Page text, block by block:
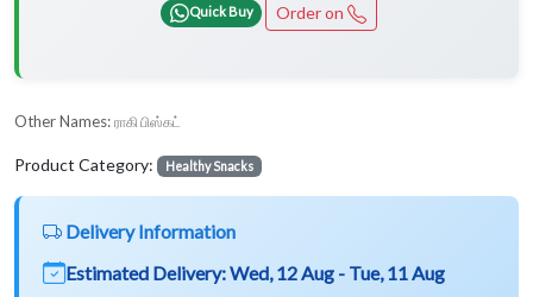
Quick Buy Order on
Other Names: ராகி பிஸ்கட்
Product Category: Healthy Snacks
Delivery Information
Estimated Delivery:Wed, 12 Aug - Tue, 11 Aug